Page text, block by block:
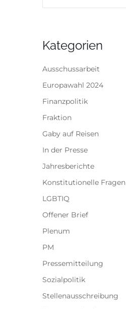
Kategorien
Ausschussarbeit
Europawahl 2024
Finanzpolitik
Fraktion
Gaby auf Reisen
In der Presse
Jahresberichte
Konstitutionelle Fragen
LGBTIQ
Offener Brief
Plenum
PM
Pressemitteilung
Sozialpolitik
Stellenausschreibung